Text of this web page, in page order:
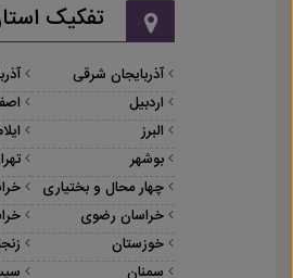
تفکیک
آذربایجان شرقی
اردبیل
البرز
بوشهر
چهار محال و بختیاری
خراسان رضوی
خوزستان
سمنان